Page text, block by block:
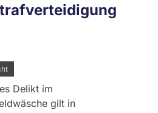
Delikt im
gilt in